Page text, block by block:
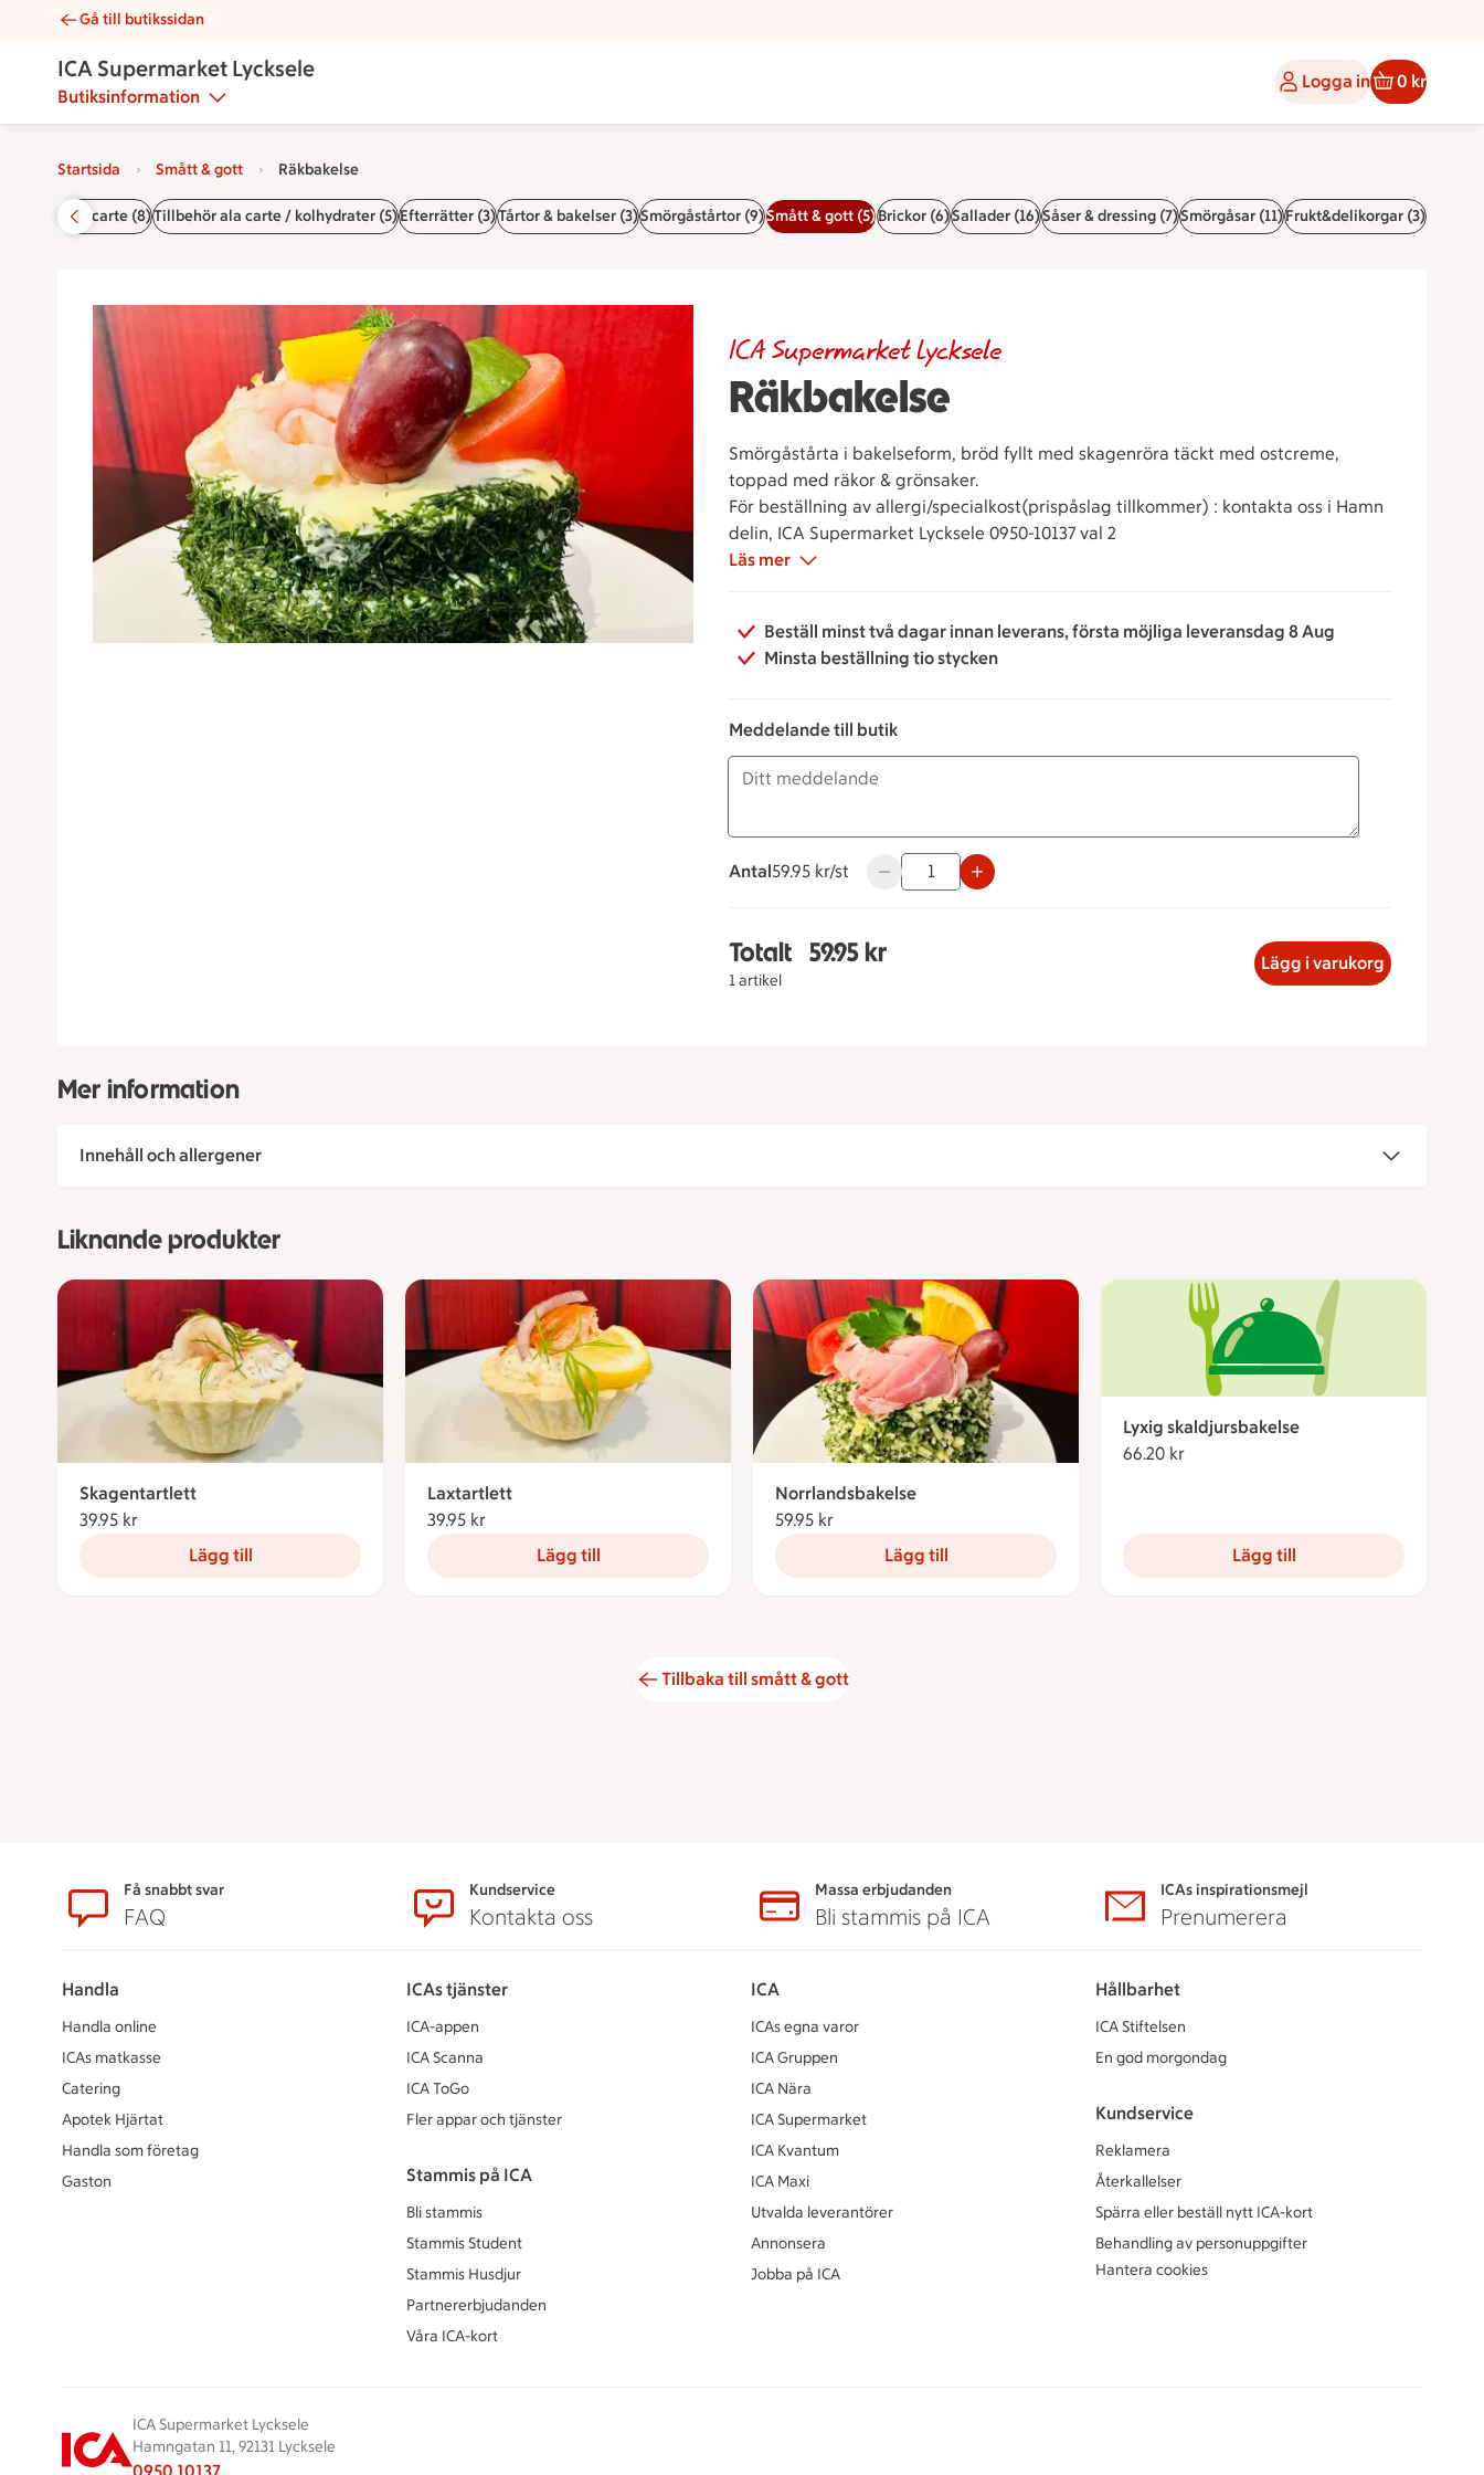
Räkbakelse | Catering ICA Supermarket Lycksele
Gå till butikssidan
ICA Supermarket Lycksele
Butiksinformation
Logga in 0 kr
Startsida Smått & gott Räkbakelse
Ala carte (8)Tillbehör ala carte / kolhydrater (5)Efterrätter (3)Tårtor & bakelser (3)Smörgåstårtor (9)Smått & gott (5)Brickor (6)Sallader (16)Såser & dressing (7)Smörgåsar (11)Frukt&delikorgar (3)
Räkbakelse
ICA Supermarket Lycksele
Smörgåstårta i bakelseform, bröd fyllt med skagenröra täckt med ostcreme,
toppad med räkor & grönsaker.
För beställning av allergi/specialkost(prispåslag tillkommer) : kontakta oss i Hamn
delin, ICA Supermarket Lycksele 0950-10137 val 2
Läs mer
Beställ minst två dagar innan leverans, första möjliga leveransdag 8 Aug
Minsta beställning tio stycken
Meddelande till butik
Antal
59.95 kronor styck
59.95 kr/st Använd knapparna för att minska eller öka värdet, eller ange ett värde
Totalt
1 artikel
Totalt 1 stycken Räkbakelse, 59.95 kronor
59.95 kr Lägg i varukorg
Mer information
Innehåll och allergener
Liknande produkter
Skagentartlett
39.95 kr
Lägg till
Laxtartlett
39.95 kr
Lägg till
Norrlandsbakelse
59.95 kr
Lägg till
Lyxig skaldjursbakelse
66.20 kr
Lägg till
Tillbaka till smått & gott
SidfotFå snabbt svar
FAQ
Kundservice
Kontakta oss
Massa erbjudanden
Bli stammis på ICA
ICAs inspirationsmejl
Prenumerera
Handla
Handla online
ICAs matkasse
Catering
Apotek Hjärtat
Handla som företag
Gaston
ICAs tjänster
ICA-appen
ICA Scanna
ICA ToGo
Fler appar och tjänster
Stammis på ICA
Bli stammis
Stammis Student
Stammis Husdjur
Partnererbjudanden
Våra ICA-kort
ICA
ICAs egna varor
ICA Gruppen
ICA Nära
ICA Supermarket
ICA Kvantum
ICA Maxi
Utvalda leverantörer
Annonsera
Jobba på ICA
Hållbarhet
ICA Stiftelsen
En god morgondag
Kundservice
Reklamera
Återkallelser
Spärra eller beställ nytt ICA-kort
Behandling av personuppgifter
Hantera cookies
ICA Supermarket Lycksele
Hamngatan 11, 92131 Lycksele